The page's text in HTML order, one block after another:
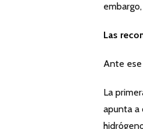
Las
Ante ese
La
apunta a